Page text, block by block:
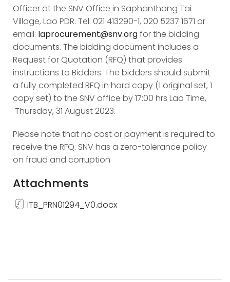
Officer at the SNV Office in Saphanthong Tai
Village, Lao PDR. Tel: 021 413290-1, 020 5237 1671 or
email: laprocurement@snv.orgfor the bidding
documents. The bidding document includes a
Request for Quotation (RFQ) that provides
instructions to Bidders. The bidders should submit
a fully completed RFQ in hard copy (1 original set, 1
copy set) to the SNV office by 17:00 hrs Lao Time,
Thursday, 31 August 2023.
Please note that no cost or payment is required to
receive the RFQ. SNV has a zero-tolerance policy
on fraud and corruption
Attachments
ITB_PRN01294_V0.docx